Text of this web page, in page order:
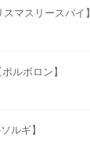
マスリースパイ】
ルボロン】
ルギ】